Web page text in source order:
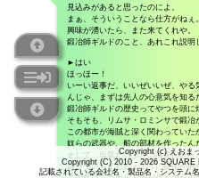
Copyright (c) えおま
Copyright (C) 2010 - 2026
記載されている会社名・製品名・システム
見込みがあると思ったのによ。
まぁ、そういうことなら仕方がねぇ。
興味が湧いたら、また来てくれや。
鍛冶師ギルドのこと、あれこれ説明
►はい
ほっほー！
いーい返事だ、いいぜいいぜ、やる
んじゃ、まずは先人の心意気を知る
鍛冶師ギルドの歴史ってやつを頭に
そもそも、リムサ・ロミンサで鍛冶
この都市が海賊と深く関わっていた
奴らの武器や、船の部材を作ったん
そして、塩気たっぷりの海風にさら
錆びついちまわねぇように技術が磨